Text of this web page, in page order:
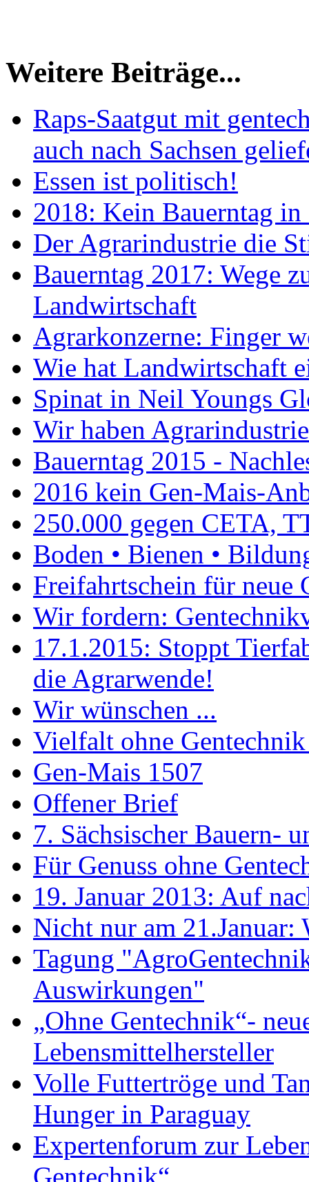
Weitere Beiträge...
Raps-Saatgut mit
auch nach Sachsen
Essen ist politisch!
2018: Kein Bauerntag in
Der Agrarindustrie die
Bauerntag 2017: Wege
Landwirtschaft
Agrarkonzerne: Finger
Wie hat Landwirtschaft
Spinat in Neil Youngs
Wir haben
Bauerntag 2015 -
2016 kein Gen-Mais-
250.000 gegen CETA,
Boden • Bienen •
Freifahrtschein für neue
Wir fordern:
17.1.2015: Stoppt
die Agrarwende!
Wir wünschen ...
Vielfalt ohne
Gen-Mais 1507
Offener Brief
7. Sächsischer Bauern-
Für Genuss ohne
19. Januar 2013: Auf
Nicht nur am 21.Januar:
Tagung
Auswirkungen"
„Ohne Gentechnik“-
Lebensmittelhersteller
Volle Futtertröge und
Hunger in Paraguay
Expertenforum zur